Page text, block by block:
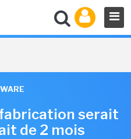
serait
de 2 mois